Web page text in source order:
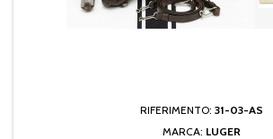
RIFERIMENTO: 31-03-AS
MARCA: LUGER